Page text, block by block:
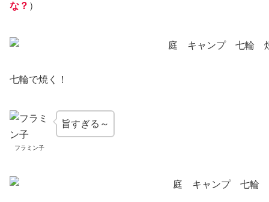
な？ ）
七輪で焼く！
フラミン子
旨すぎる～